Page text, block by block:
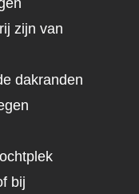
zijn van
dakranden
bij